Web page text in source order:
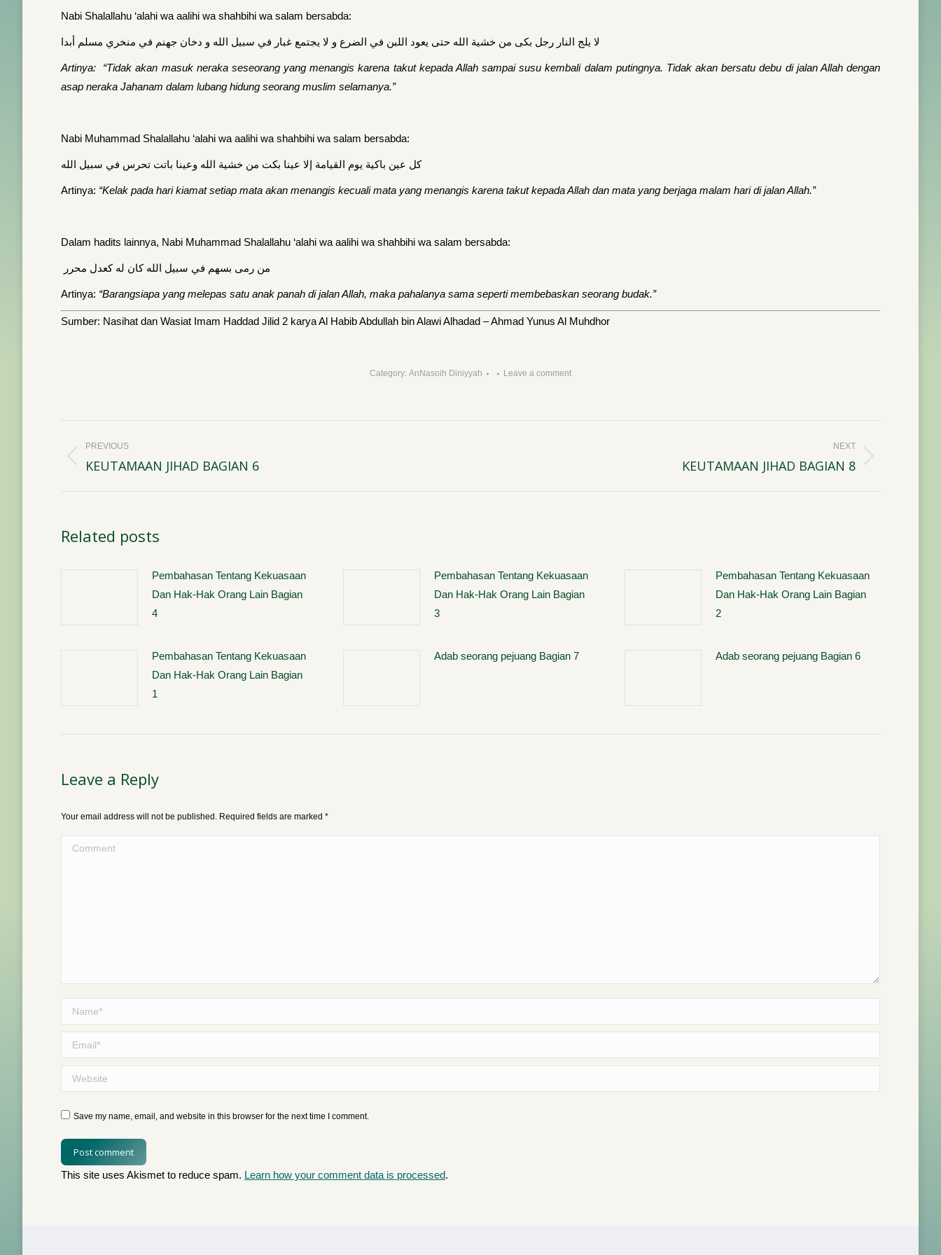
Nabi Shalallahu ‘alahi wa aalihi wa shahbihi wa salam bersabda:
لا يلج النار رجل بكى من خشية الله حتى يعود اللبن في الضرع و لا يجتمع غبار في سبيل الله و دخان جهنم في منخري مسلم أبدا
Artinya: “Tidak akan masuk neraka seseorang yang menangis karena takut kepada Allah sampai susu kembali dalam putingnya. Tidak akan bersatu debu di jalan Allah dengan
asap neraka Jahanam dalam lubang hidung seorang muslim selamanya.”
Nabi Muhammad Shalallahu ‘alahi wa aalihi wa shahbihi wa salam bersabda:
كل عين باكية يوم القيامة إلا عينا بكت من خشية الله وعينا باتت تحرس في سبيل الله
Artinya: “Kelak pada hari kiamat setiap mata akan menangis kecuali mata yang menangis karena takut kepada Allah dan mata yang berjaga malam hari di jalan Allah.”
Dalam hadits lainnya, Nabi Muhammad Shalallahu ‘alahi wa aalihi wa shahbihi wa salam bersabda:
من رمى بسهم في سبيل الله كان له كعدل محرر
Artinya: “Barangsiapa yang melepas satu anak panah di jalan Allah, maka pahalanya sama seperti membebaskan seorang budak.”
Sumber: Nasihat dan Wasiat Imam Haddad Jilid 2 karya Al Habib Abdullah bin Alawi Alhadad – Ahmad Yunus Al Muhdhor
Category: AnNasoih Diniyyah Leave a comment
Post
navigation
PREVIOUS
Previous
KEUTAMAAN JIHAD BAGIAN 6
NEXT
KEUTAMAAN JIHAD BAGIAN 8
Related posts
Pembahasan Tentang Kekuasaan
Dan Hak-Hak Orang Lain Bagian
4
Pembahasan Tentang Kekuasaan
Dan Hak-Hak Orang Lain Bagian
3
Pembahasan Tentang Kekuasaan
Dan Hak-Hak Orang Lain Bagian
2
Pembahasan Tentang Kekuasaan
Dan Hak-Hak Orang Lain Bagian
1
Adab seorang pejuang Bagian 7 Adab seorang pejuang Bagian 6
Leave a Reply
Your email address will not be published. Required fields are marked *
Comment
Name *
Email *
Website
Save my name, email, and website in this browser for the next time I comment.
Post comment
This site uses Akismet to reduce spam. Learn how your comment data is processed.